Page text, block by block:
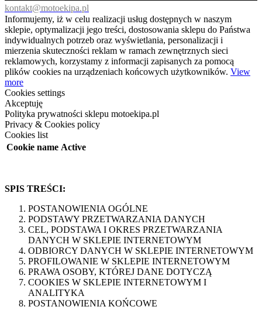
kontakt@motoekipa.pl
Informujemy, iż w celu realizacji usług dostępnych w naszym
sklepie, optymalizacji jego treści, dostosowania sklepu do Państwa
indywidualnych potrzeb oraz wyświetlania, personalizacji i
mierzenia skuteczności reklam w ramach zewnętrznych sieci
reklamowych, korzystamy z informacji zapisanych za pomocą
plików cookies na urządzeniach końcowych użytkowników. View
more
Cookies settings
Akceptuję
Polityka prywatności sklepu motoekipa.pl
Privacy & Cookies policy
Cookies list
Cookie name Active
SPIS TREŚCI:
POSTANOWIENIA OGÓLNE
PODSTAWY PRZETWARZANIA DANYCH
CEL, PODSTAWA I OKRES PRZETWARZANIA
DANYCH W SKLEPIE INTERNETOWYM
ODBIORCY DANYCH W SKLEPIE INTERNETOWYM
PROFILOWANIE W SKLEPIE INTERNETOWYM
PRAWA OSOBY, KTÓREJ DANE DOTYCZĄ
COOKIES W SKLEPIE INTERNETOWYM I
ANALITYKA
POSTANOWIENIA KOŃCOWE